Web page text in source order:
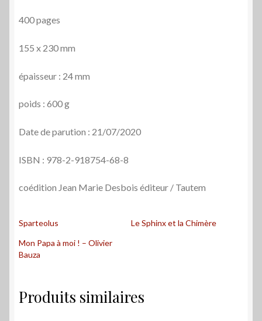
400 pages
155 x 230 mm
épaisseur : 24 mm
poids : 600 g
Date de parution : 21/07/2020
ISBN : 978-2-918754-68-8
coédition Jean Marie Desbois éditeur / Tautem
Sparteolus
Le Sphinx et la Chimère
Mon Papa à moi ! – Olivier
Bauza
Produits similaires